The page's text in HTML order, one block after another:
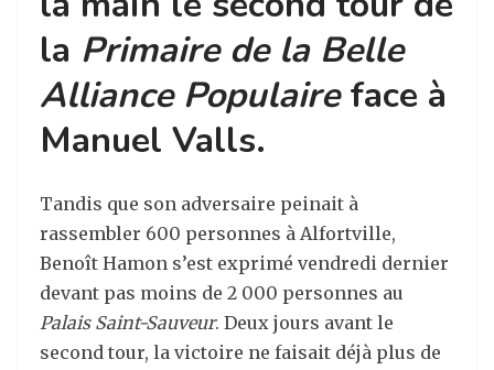
la Primaire de la Belle
Alliance Populaireface à
Manuel Valls.
Tandis que son adversaire peinait à
rassembler 600 personnes à Alfortville,
Benoît Hamon s’est exprimé vendredi dernier
devant pas moins de 2 000 personnes au
Palais Saint-Sauveur. Deux jours avant le
second tour, la victoire ne faisait déjà plus de